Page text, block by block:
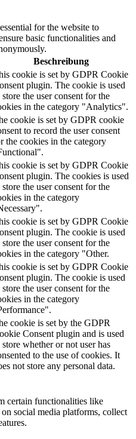
for the website to
basic functionalities and
Beschreibung
cookie is set by GDPR Cookie
plugin. The cookie is used
store the user consent for the
in the category "Analytics".
cookie is set by GDPR cookie
to record the user consent
the cookies in the category
cookie is set by GDPR Cookie
plugin. The cookies is used
store the user consent for the
in the category
cookie is set by GDPR Cookie
plugin. The cookie is used
store the user consent for the
in the category "Other.
cookie is set by GDPR Cookie
plugin. The cookie is used
store the user consent for the
in the category
cookie is set by the GDPR
Consent plugin and is used
store whether or not user has
to the use of cookies. It
not store any personal data.
certain functionalities like
social media platforms, collect